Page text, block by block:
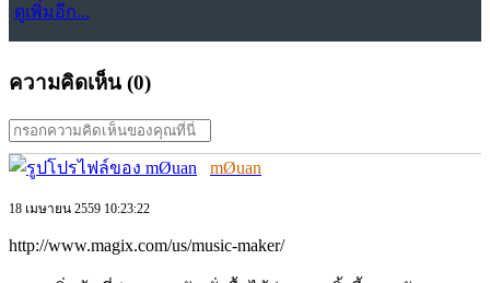
ดูเพิ่มอีก...
ความคิดเห็น (0)
mØuan
18 เมษายน 2559 10:23:22
http://www.magix.com/us/music-maker/